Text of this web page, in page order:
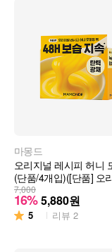
마몽드
오리지널 레시피 허니
(단품/4개입)([단품] 오
레시피 허니 모델링팩)
7,000
16% 5,880원
5 리뷰 2